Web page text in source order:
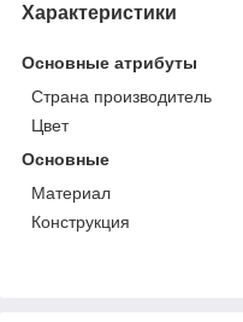
Характеристики
Основные атрибуты
Страна производитель
Цвет
Основные
Материал
Конструкция